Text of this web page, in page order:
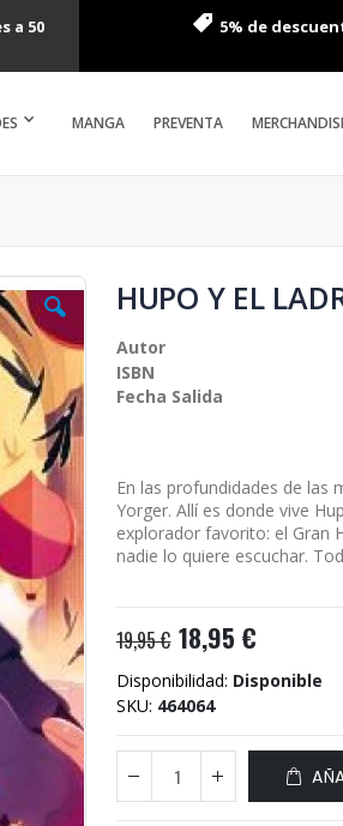
a 50
5% de
MANGA PREVENTA
HUPO Y EL
Autor
ISBN
Fecha Salida
En las profundidades de las
Yorger. Allí es donde vive
explorador favorito: el Gran
nadie lo quiere escuchar.
19,95 € 18,95 €
Disponibilidad: Disponible
SKU 464064